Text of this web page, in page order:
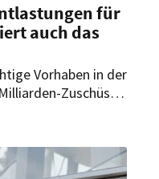
für
auch das
Vorhaben in der
Zuschüsse